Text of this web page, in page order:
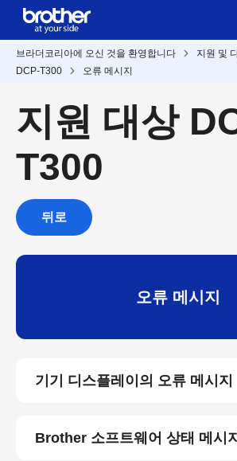
브라더코리아에 오신 것을 환영합니다
지원 및
DCP-T300
오류 메시지
지원 대상
T300
뒤로
오류 메시지
기기 디스플레이의 오류 메시지
Brother 소프트웨어 상태 메시지